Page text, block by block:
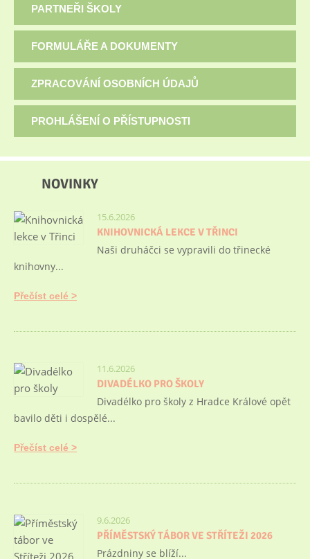
PARTNEŘI ŠKOLY
FORMULÁŘE A DOKUMENTY
ZPRACOVÁNÍ OSOBNÍCH ÚDAJŮ
PROHLÁŠENÍ O PŘÍSTUPNOSTI
NOVINKY
15.6.2026
KNIHOVNICKÁ LEKCE V TŘINCI
Naši druháčci se vypravili do třinecké
knihovny...
Přečíst celé
11.6.2026
DIVADÉLKO PRO ŠKOLY
Divadélko pro školy z Hradce Králové opět
bavilo děti i dospělé...
Přečíst celé
9.6.2026
PŘÍMĚSTSKÝ TÁBOR VE STŘÍTEŽI 2026
Prázdniny se blíží...